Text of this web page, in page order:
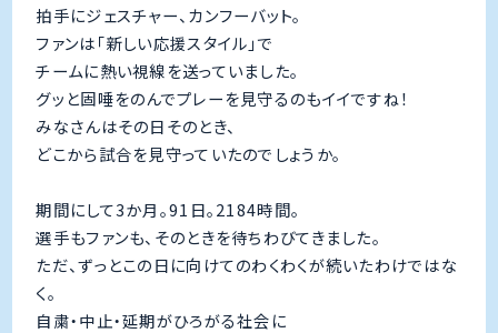
拍手にジェスチャー、カンフーバット。
ファンは「新しい応援スタイル」で
チームに熱い視線を送っていました。
グッと固唾をのんでプレーを見守るのもイイですね！
みなさんはその日そのとき、
どこから試合を見守っていたのでしょうか。
期間にして3か月。91日。2184時間。
選手もファンも、そのときを待ちわびてきました。
ただ、ずっとこの日に向けてのわくわくが続いたわけではな
く。
自粛・中止・延期がひろがる社会に